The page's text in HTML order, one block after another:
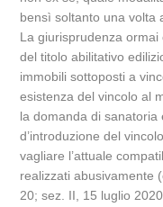
bensì soltanto una volta
La giurisprudenza
del titolo abilitativo
immobili sottoposti a
esistenza del vincolo al
la domanda di sanatoria
d’introduzione del
vagliare l’attuale
realizzati abusivamente
20; sez. II, 15 luglio